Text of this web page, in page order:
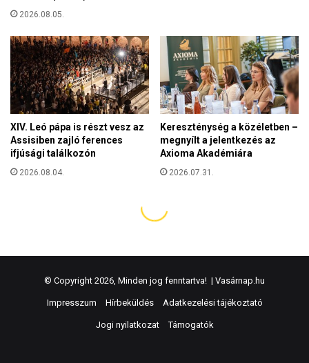
© Copyright 2026, Minden jog fenntartva! | Vasárnap.hu
Impresszum Hírbeküldés Adatkezelési tájékoztató
Jogi nyilatkozat Támogatók